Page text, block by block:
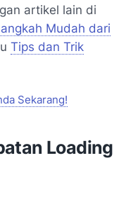
artikel lain di
Mudah dari
Tips dan Trik
Sekarang!
Loading